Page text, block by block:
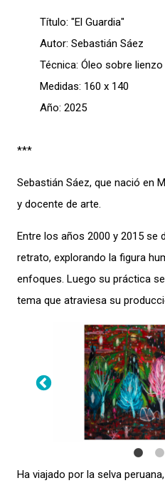
Título: "El Guardia"
Autor: Sebastián Sáez
Técnica: Óleo sobre lienzo
Medidas: 160 x 140
Año: 2025
***
Sebastián Sáez, que nació en
y docente de arte.
Entre los años 2000 y 2015 se
retrato, explorando la figura
enfoques. Luego su práctica
tema que atraviesa su
Ha viajado por la selva